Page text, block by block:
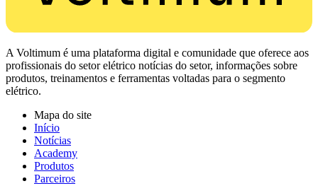
A Voltimum é uma plataforma digital e comunidade que oferece aos
profissionais do setor elétrico notícias do setor, informações sobre
produtos, treinamentos e ferramentas voltadas para o segmento
elétrico.
Mapa do site
Início
Notícias
Academy
Produtos
Parceiros